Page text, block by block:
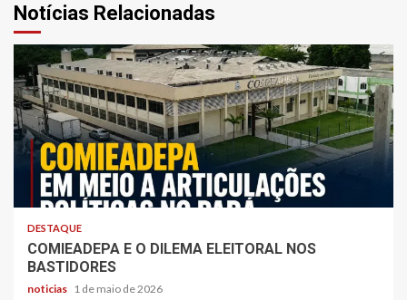
Notícias Relacionadas
DESTAQUE
COMIEADEPA E O DILEMA ELEITORAL NOS
BASTIDORES
noticias 1 de maio de 2026